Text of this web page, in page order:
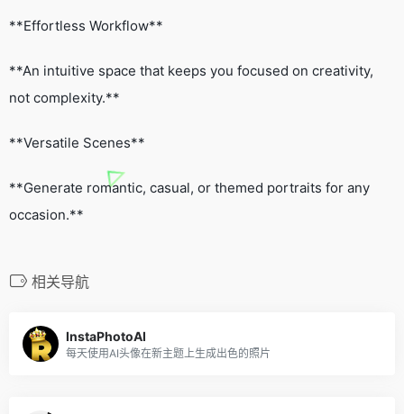
**Effortless Workflow**
**An intuitive space that keeps you focused on creativity,
not complexity.**
**Versatile Scenes**
**Generate romantic, casual, or themed portraits for any
occasion.**
相关导航
InstaPhotoAI
每天使用AI头像在新主题上生成出色的照片